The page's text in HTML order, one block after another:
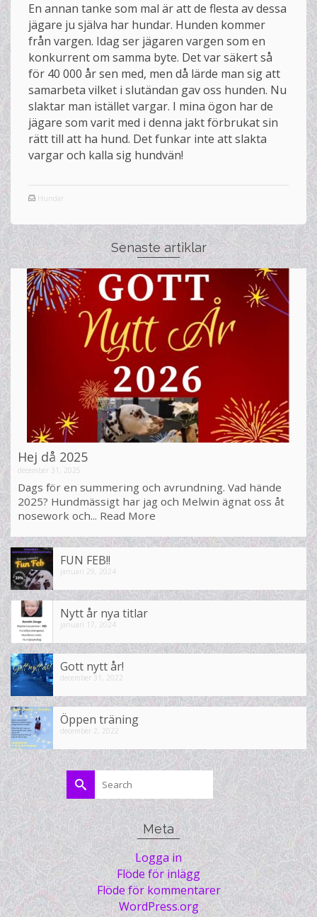
En annan tanke som mal är att de flesta av dessa
jägare ju själva har hundar. Hunden kommer
från vargen. Idag ser jägaren vargen som en
konkurrent om samma byte. Det var säkert så
för 40 000 år sen med, men då lärde man sig att
samarbeta vilket i slutändan gav oss hunden. Nu
slaktar man istället vargar. I mina ögon har de
jägare som varit med i denna jakt förbrukat sin
rätt till att ha hund. Det funkar inte att slakta
vargar och kalla sig hundvän!
Hundar
Senaste artiklar
Hej då 2025
december 31, 2025
Dags för en summering och avrundning. Vad hände
2025? Hundmässigt har jag och Melwin ägnat oss åt
nosework och... Read More
FUN FEB!!
januari 29, 2024
Nytt år nya titlar
januari 17, 2024
Gott nytt år!
december 31, 2022
Öppen träning
december 2, 2022
Search
for:
Meta
Logga in
Flöde för inlägg
Flöde för kommentarer
WordPress.org